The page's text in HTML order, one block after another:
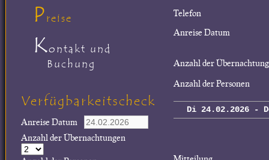
Telefon
Anreise Datum
Anzahl der
Anzahl der Personen
Di 24.02.2026 -
Preise
Kontakt und
Buchung
Verfügbarkeitscheck
Anreise Datum
Anzahl der Übernachtungen